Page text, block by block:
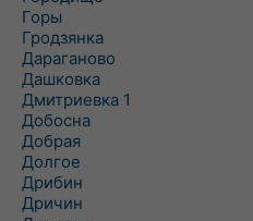
Горы
Гродзянка
Дараганово
Дашковка
Дмитриевка 1
Добосна
Добрая
Долгое
Дрибин
Дричин